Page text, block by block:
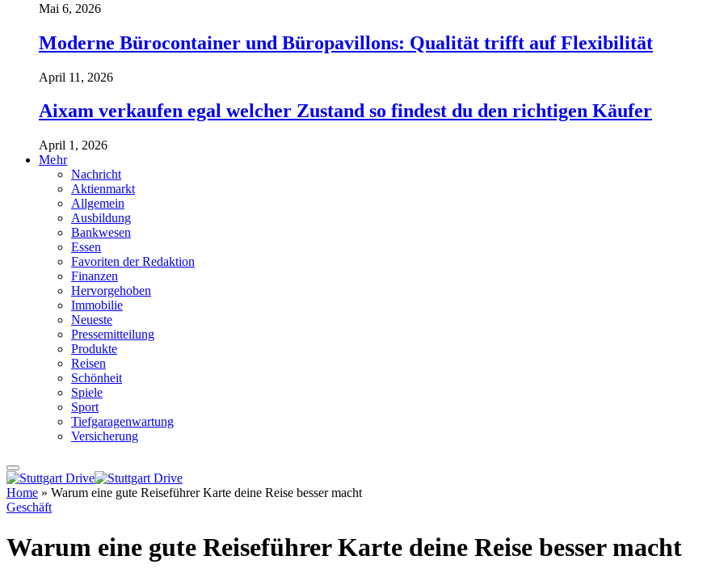
Mai 6, 2026
Moderne Bürocontainer und Büropavillons: Qualität trifft auf Flexibilität
April 11, 2026
Aixam verkaufen egal welcher Zustand so findest du den richtigen Käufer
April 1, 2026
Mehr
Nachricht
Aktienmarkt
Allgemein
Ausbildung
Bankwesen
Essen
Favoriten der Redaktion
Finanzen
Hervorgehoben
Immobilie
Neueste
Pressemitteilung
Produkte
Reisen
Schönheit
Spiele
Sport
Tiefgaragenwartung
Versicherung
Home » Warum eine gute Reiseführer Karte deine Reise besser macht
Geschäft
Warum eine gute Reiseführer Karte deine Reise besser macht